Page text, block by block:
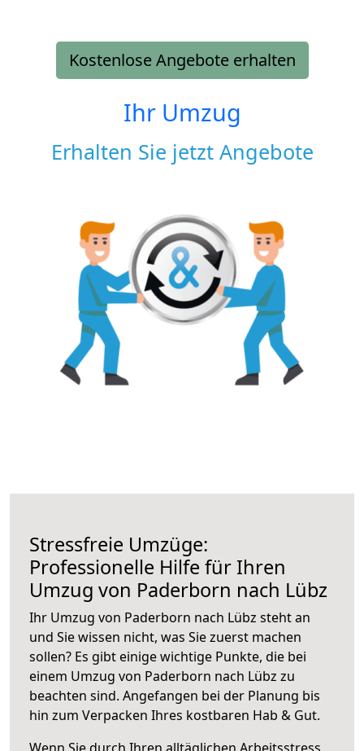
Kostenlose Angebote erhalten
Ihr Umzug
Erhalten Sie jetzt Angebote
Stressfreie Umzüge:
Professionelle Hilfe für Ihren
Umzug von Paderborn nach Lübz
Ihr Umzug von Paderborn nach Lübz steht an
und Sie wissen nicht, was Sie zuerst machen
sollen? Es gibt einige wichtige Punkte, die bei
einem Umzug von Paderborn nach Lübz zu
beachten sind. Angefangen bei der Planung bis
hin zum Verpacken Ihres kostbaren Hab & Gut.